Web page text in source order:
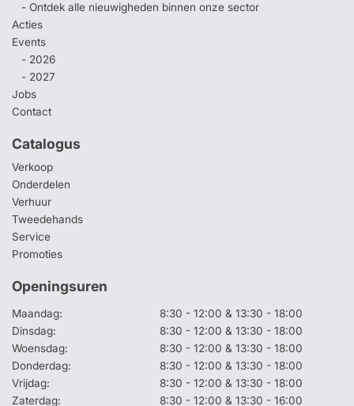
- Ontdek alle nieuwigheden binnen onze sector
Acties
Events
- 2026
- 2027
Jobs
Contact
Catalogus
Verkoop
Onderdelen
Verhuur
Tweedehands
Service
Promoties
Openingsuren
Maandag:
8:30 - 12:00 & 13:30 - 18:00
Dinsdag:
8:30 - 12:00 & 13:30 - 18:00
Woensdag:
8:30 - 12:00 & 13:30 - 18:00
Donderdag:
8:30 - 12:00 & 13:30 - 18:00
Vrijdag:
8:30 - 12:00 & 13:30 - 18:00
Zaterdag:
8:30 - 12:00 & 13:30 - 16:00